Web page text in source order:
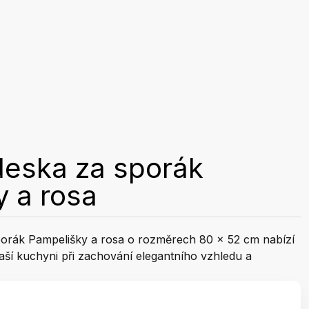
za sporák
a rosa
Pampelišky a rosa o rozměrech 80 x 52 cm nabízí
kuchyni při zachování elegantního vzhledu a